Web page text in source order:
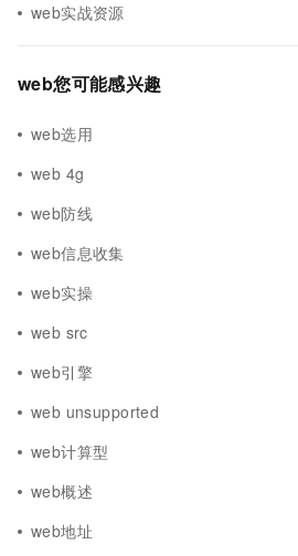
web实战资源
web您可能感兴趣
web选用
web 4g
web防线
web信息收集
web实操
web src
web引擎
web unsupported
web计算型
web概述
web地址